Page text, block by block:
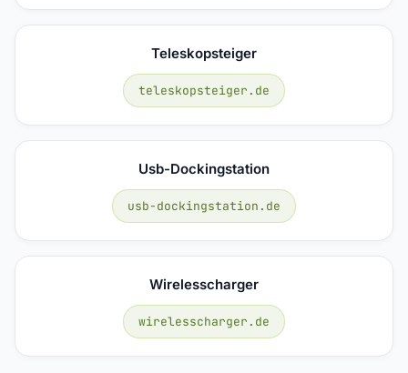
Teleskopsteiger
teleskopsteiger.de
Usb-Dockingstation
usb-dockingstation.de
Wirelesscharger
wirelesscharger.de